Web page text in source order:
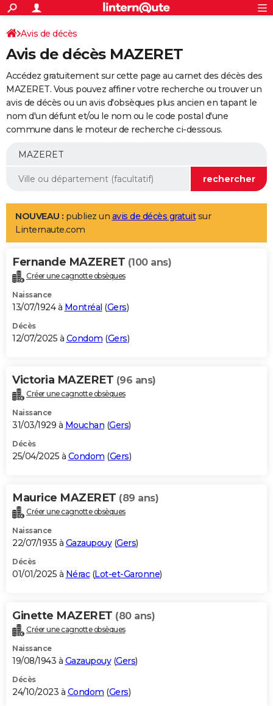
ACTUALITÉS
Politique
Société
Faits Divers
Education
Monde
Villes
+
SPORT
Coupe du monde 2026
Football
Tennis
Cyclisme
Rugby
Forum
Programme TV
TNT
Streaming
Cinéma
Sorties cinéma
Musique
+
FINANCE
Retraite
Epargne
Immobilier
Risques naturels par ville
Banque
Assurance
AUTO
Essais
Réserver un essai
Citadines
Berlines
SUV
Forum auto
+
Mobiles
Meilleur smartphone
Internet
Ordinateurs
Jeux vidéo
Guide high-tech
Aménagement intérieur
LIFESTYLE
Art de vivre
Bien-être
Loisirs
Mode
Modes de vie
Alimentation
Guide de la santé
Maladies
Médicaments
Sommeil
VOYAGE
Destinations
City break
Voyage nature
Voyage de noces
Forum
Climat
+PHOTO
GUIDES D'ACHAT
BONS PLANS
Carte de Noël
Carte Bonne année
Carte Saint-Valentin
Carte Pâques
Carte d'anniversaire
DICTIONNAIRE
Dictionnaire
Biographies
Citations
Expressions
Proverbes
PROGRAMME TV
S'inscrire
Se connecter
Lycées
Collèges
Primaires
Universités
Entreprises
Service militaire
Avis de recherche
AVIS DE DÉCÈS
Bricolage
Lifestyle
Culture
Sport
Auto
Television
Voyage
Cinema
Avis de décès
Avis de décès MAZERET
Accédez gratuitement sur cette page au carnet des décès des
MAZERET. Vous pouvez affiner votre recherche ou trouver un
avis de décès ou un avis d'obsèques plus ancien en tapant le
nom d'un défunt et/ou le nom ou le code postal d'une
commune dans le moteur de recherche ci-dessous.
NOUVEAU : publiez un avis de décès gratuitsur
Linternaute.com
Fernande MAZERET (100 ans)
Créer une cagnotte obsèques
Naissance
13/07/1924 à Montréal (Gers)
Décès
12/07/2025 à Condom (Gers)
Victoria MAZERET (96 ans)
Créer une cagnotte obsèques
Naissance
31/03/1929 à Mouchan (Gers)
Décès
25/04/2025 à Condom (Gers)
Maurice MAZERET (89 ans)
Créer une cagnotte obsèques
Naissance
22/07/1935 à Gazaupouy(Gers)
Décès
01/01/2025 à Nérac(Lot-et-Garonne)
Ginette MAZERET (80 ans)
Créer une cagnotte obsèques
Naissance
19/08/1943 à Gazaupouy(Gers)
Décès
24/10/2023 à Condom (Gers)